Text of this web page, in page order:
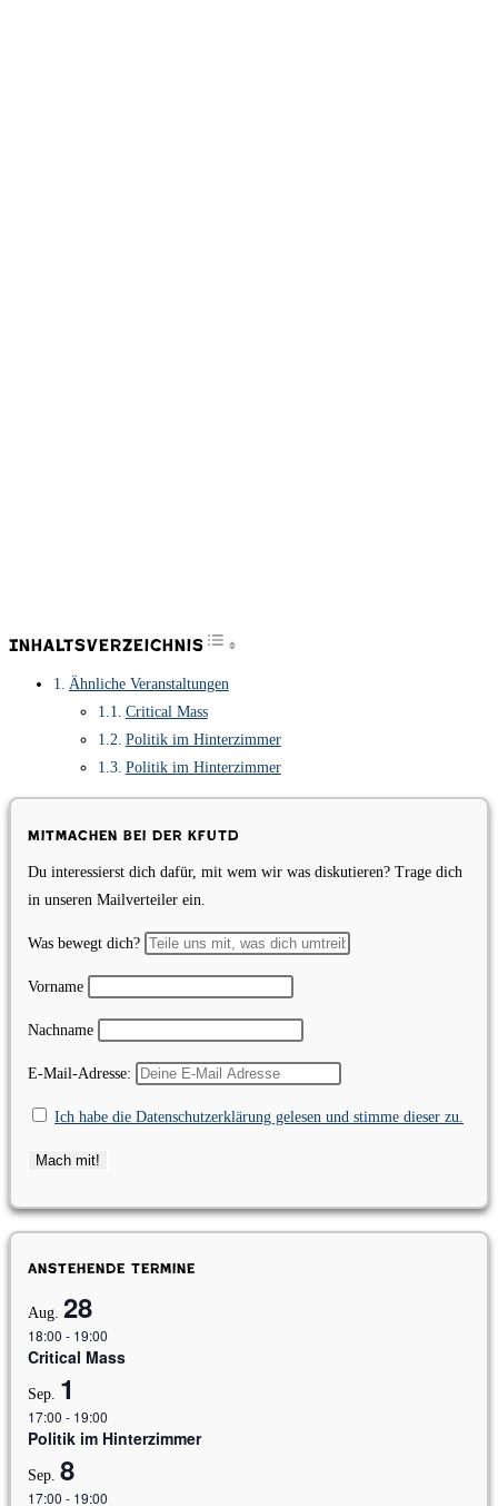
Inhaltsverzeichnis Toggle Table of Content
Ähnliche Veranstaltungen
Critical Mass
Politik im Hinterzimmer
Politik im Hinterzimmer
Mitmachen bei der KfUTD
Du interessierst dich dafür, mit wem wir was diskutieren? Trage dich
in unseren Mailverteiler ein.
Was bewegt dich?
Vorname
Nachname
E-Mail-Adresse:
Ich habe die Datenschutzerklärung gelesen und stimme dieser zu.
Anstehende Termine
Aug. 28
18:00 - 19:00
Critical Mass
Sep. 1
17:00 - 19:00
Politik im Hinterzimmer
Sep. 8
17:00 - 19:00